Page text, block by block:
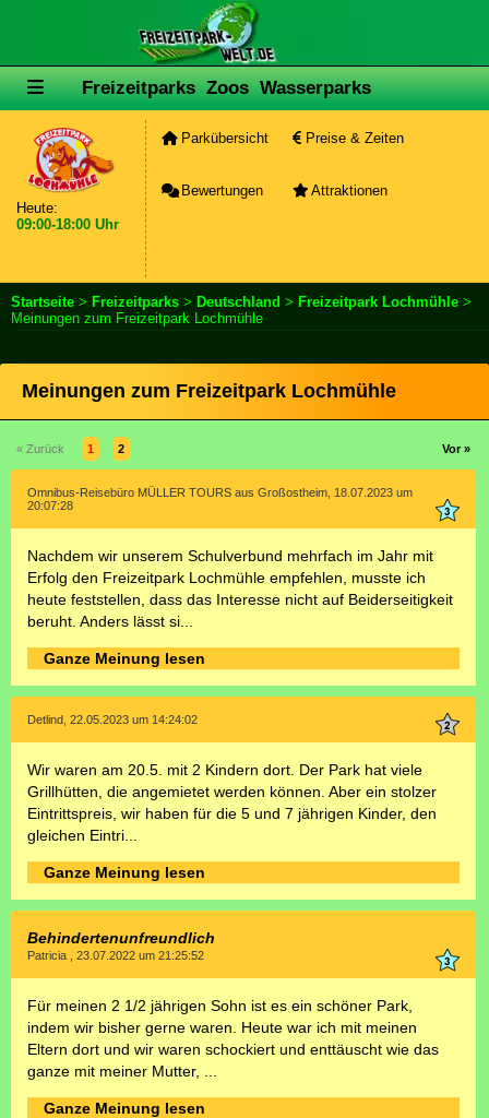
Freizeitparks Zoos Wasserparks
Heute:
09:00-18:00 Uhr
Parkübersicht Preise & Zeiten
Bewertungen Attraktionen
Startseite > Freizeitparks > Deutschland > Freizeitpark Lochmühle >
Meinungen zum Freizeitpark Lochmühle
Meinungen zum Freizeitpark Lochmühle
« Zurück 1 2 Vor »
Omnibus-Reisebüro MÜLLER TOURS aus Großostheim, 18.07.2023 um
20:07:28
Nachdem wir unserem Schulverbund mehrfach im Jahr mit
Erfolg den Freizeitpark Lochmühle empfehlen, musste ich
heute feststellen, dass das Interesse nicht auf Beiderseitigkeit
beruht. Anders lässt si...
Ganze Meinung lesen
Detlind, 22.05.2023 um 14:24:02
Wir waren am 20.5. mit 2 Kindern dort. Der Park hat viele
Grillhütten, die angemietet werden können. Aber ein stolzer
Eintrittspreis, wir haben für die 5 und 7 jährigen Kinder, den
gleichen Eintri...
Ganze Meinung lesen
Behindertenunfreundlich
Patricia , 23.07.2022 um 21:25:52
Für meinen 2 1/2 jährigen Sohn ist es ein schöner Park,
indem wir bisher gerne waren. Heute war ich mit meinen
Eltern dort und wir waren schockiert und enttäuscht wie das
ganze mit meiner Mutter, ...
Ganze Meinung lesen